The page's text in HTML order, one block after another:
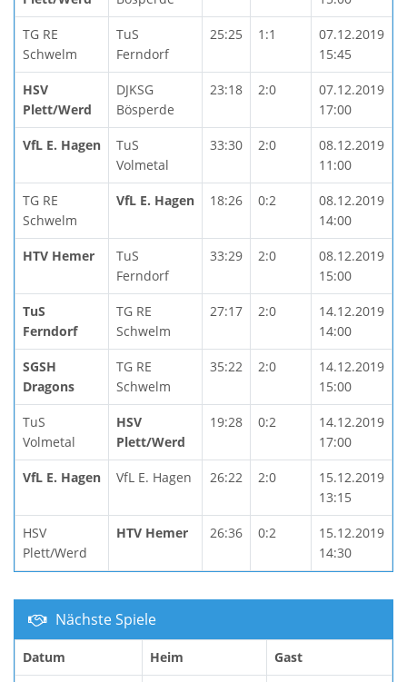
TG RE
Schwelm
TuS
Ferndorf
25:25 1:1
07.12.2019
15:45
HSV
Plett/Werd
DJKSG
Bösperde
23:18 2:0
07.12.2019
17:00
VfL E. Hagen
TuS
Volmetal
33:30 2:0
08.12.2019
11:00
TG RE
Schwelm
VfL E. Hagen 18:26 0:2
08.12.2019
14:00
HTV Hemer
TuS
Ferndorf
33:29 2:0
08.12.2019
15:00
TuS
Ferndorf
TG RE
Schwelm
27:17 2:0
14.12.2019
14:00
SGSH
Dragons
TG RE
Schwelm
35:22 2:0
14.12.2019
15:00
TuS
Volmetal
HSV
Plett/Werd
19:28 0:2
14.12.2019
17:00
VfL E. Hagen VfL E. Hagen 26:22 2:0
15.12.2019
13:15
HSV
Plett/Werd
HTV Hemer 26:36 0:2
15.12.2019
14:30
Nächste Spiele
Datum Heim Gast